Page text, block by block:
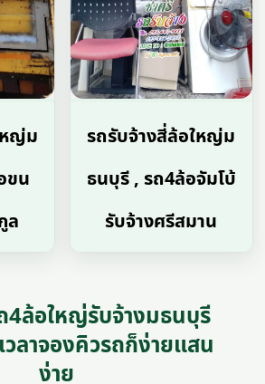
หญ่ม
ขน
ล
รถรับจ้างสี่ล้อใหญ่ม
ธนบุรี , รถ4ล้อจัมโบ้
รับจ้างศรีสมาน
4ล้อใหญ่รับจ้างมธนบุรี
วลาจองคิวรถก็ง่ายแสน
ง่าย